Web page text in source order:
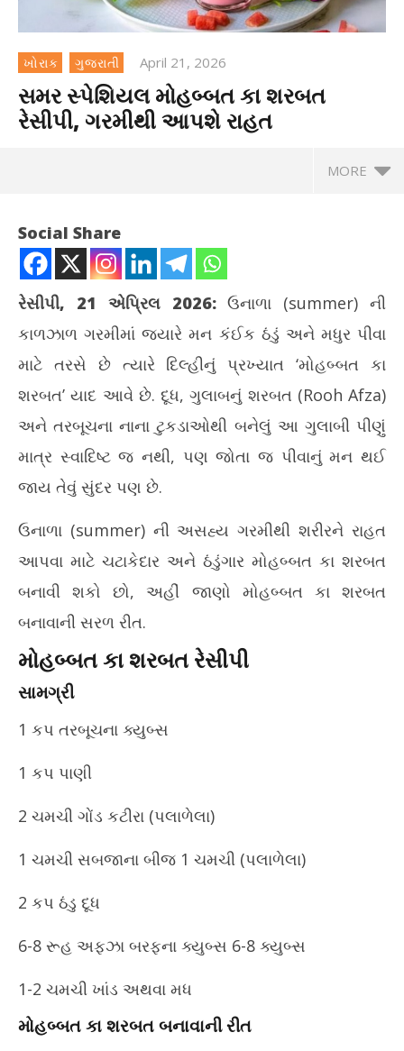
ખોરાક ગુજરાતી April 21, 2026
સમર સ્પેશિયલ મોહબ્બત કા શરબત
રેસીપી, ગરમીથી આપશે રાહત
MORE
NOW VIEWING
સમર સ્પેશિયલ મોહબ્બત કા શરબત રેસીપી, ગરમીથી આપશે રાહત
21,
2026
Social Share
રેસીપી, 21 એપ્રિલ 2026:ઉનાળા (summer) ની
કાળઝાળ ગરમીમાં જ્યારે મન કંઈક ઠંડું અને મધુર પીવા
માટે તરસે છે ત્યારે દિલ્હીનું પ્રખ્યાત ‘મોહબ્બત કા
શરબત’ યાદ આવે છે. દૂધ, ગુલાબનું શરબત (Rooh Afza)
અને તરબૂચના નાના ટુકડાઓથી બનેલું આ ગુલાબી પીણું
માત્ર સ્વાદિષ્ટ જ નથી, પણ જોતા જ પીવાનું મન થઈ
જાય તેવું સુંદર પણ છે.
ઉનાળા (summer) ની અસહ્ય ગરમીથી શરીરને રાહત
આપવા માટે ચટાકેદાર અને ઠંડુંગાર મોહબ્બત કા શરબત
બનાવી શકો છો, અહીં જાણો મોહબ્બત કા શરબત
બનાવાની સરળ રીત.
મોહબ્બત કા શરબત રેસીપી
સામગ્રી
1 કપ તરબૂચના ક્યુબ્સ
1 કપ પાણી
2 ચમચી ગોંડ કટીરા (પલાળેલા)
1 ચમચી સબજાના બીજ 1 ચમચી (પલાળેલા)
2 કપ ઠંડુ દૂધ
6-8 રૂહ અફઝા બરફના ક્યુબ્સ 6-8 ક્યુબ્સ
1-2 ચમચી ખાંડ અથવા મધ
મોહબ્બત કા શરબત બનાવાની રીત